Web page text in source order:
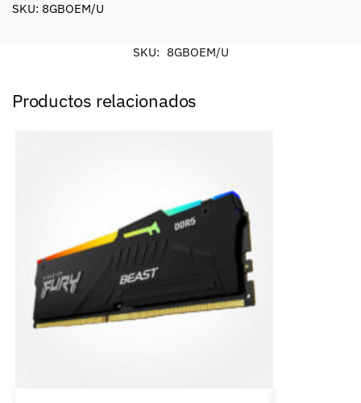
SKU: 8GBOEM/U
SKU: 8GBOEM/U
Productos relacionados